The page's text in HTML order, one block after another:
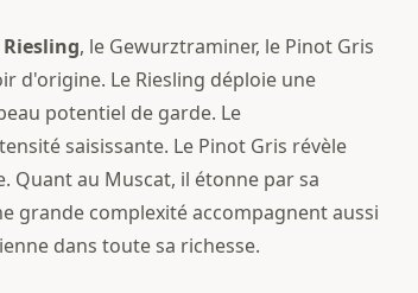
Riesling, le Gewurztraminer, le Pinot Gris
d'origine. Le Riesling déploie une
potentiel de garde. Le
saisissante. Le Pinot Gris révèle
Quant au Muscat, il étonne par sa
grande complexité accompagnent aussi
dans toute sa richesse.